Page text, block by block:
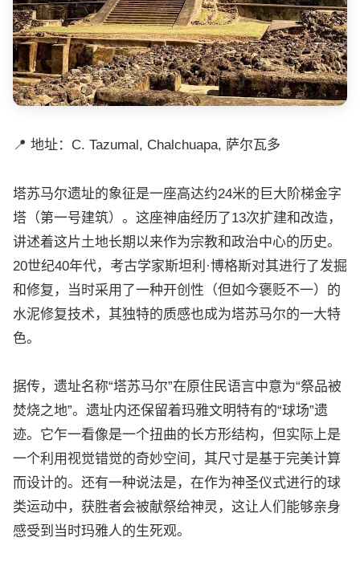
📍 地址：C. Tazumal, Chalchuapa, 萨尔瓦多
塔苏马尔遗址的象征是一座高达约24米的巨大阶梯金字
塔（第一号建筑）。这座神庙经历了13次扩建和改造，
讲述着这片土地长期以来作为宗教和政治中心的历史。
20世纪40年代，考古学家斯坦利·博格斯对其进行了发掘
和修复，当时采用了一种开创性（但如今褒贬不一）的
水泥修复技术，其独特的质感也成为塔苏马尔的一大特
色。
据传，遗址名称“塔苏马尔”在原住民语言中意为“祭品被
焚烧之地”。遗址内还保留着玛雅文明特有的“球场”遗
迹。它乍一看像是一个扭曲的长方形结构，但实际上是
一个利用视觉错觉的奇妙空间，其尺寸是基于完美计算
而设计的。还有一种说法是，在作为神圣仪式进行的球
类运动中，获胜者会被献祭给神灵，这让人们能够亲身
感受到当时玛雅人的生死观。